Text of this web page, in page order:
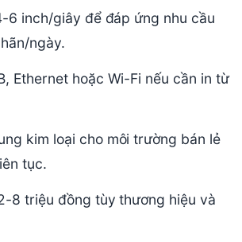
6 inch/giây để đáp ứng nhu cầu
ngày.
Ethernet hoặc Wi-Fi nếu cần in từ
kim loại cho môi trường bán lẻ
tục.
8 triệu đồng tùy thương hiệu và